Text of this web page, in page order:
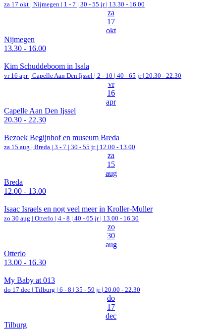
za 17 okt | Nijmegen | 1 - 7 | 30 - 55 jr | 13.30 - 16.00
za
17
okt
Nijmegen
13.30 - 16.00
Kim Schuddeboom in Isala
vr 16 apr | Capelle Aan Den Ijssel | 2 - 10 | 40 - 65 jr | 20.30 - 22.30
vr
16
apr
Capelle Aan Den Ijssel
20.30 - 22.30
Bezoek Begijnhof en museum Breda
za 15 aug | Breda | 3 - 7 | 30 - 55 jr | 12.00 - 13.00
za
15
aug
Breda
12.00 - 13.00
Isaac Israels en nog veel meer in Kroller-Muller
zo 30 aug | Otterlo | 4 - 8 | 40 - 65 jr | 13.00 - 16.30
zo
30
aug
Otterlo
13.00 - 16.30
My Baby at 013
do 17 dec | Tilburg | 6 - 8 | 35 - 59 jr | 20.00 - 22.30
do
17
dec
Tilburg